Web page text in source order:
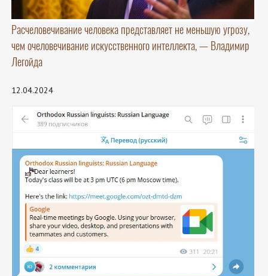
Расчеловечивание человека представляет не меньшую угрозу,
чем очеловечивание искусственного интеллекта, — Владимир
Легойда
12.04.2024